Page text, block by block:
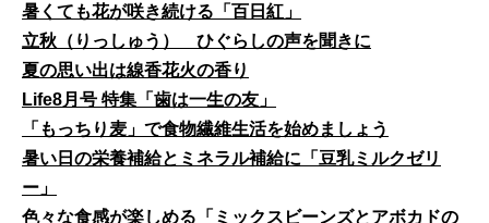
暑くても花が咲き続ける「百日紅」
立秋（りっしゅう） ひぐらしの声を聞きに
夏の思い出は線香花火の香り
Life8月号 特集「歯は一生の友」
「もっちり麦」で食物繊維生活を始めましょう
暑い日の栄養補給とミネラル補給に「豆乳ミルクゼリ
ー」
色々な食感が楽しめる「ミックスビーンズとアボカドの